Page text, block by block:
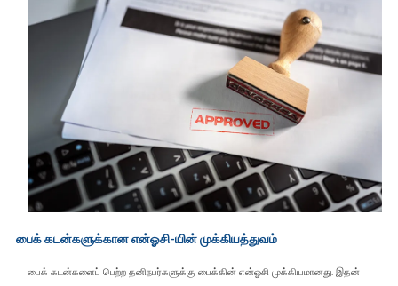
பைக் கடன்களுக்கான என்ஓசி-யின் முக்கியத்துவம்
பைக் கடன்களைப் பெற்ற தனிநபர்களுக்கு பைக்கின் என்ஓசி முக்கியமானது. இதன்